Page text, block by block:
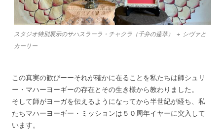
スタジオ特別展示のサハスラーラ・チャクラ（千弁の蓮華） ＋ シヴァと
カーリー
この真実の歓びーーそれが確かに在ることを私たちは師シュリ
ー・マハーヨーギーの存在とその生き様から教わりました。
そして師がヨーガを伝えるようになってから半世紀が経ち、私
たちマハーヨーギー・ミッションは５０周年イヤーに突入して
います。